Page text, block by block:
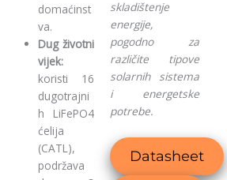
domaćinst
va.
Dug životni
vijek:
koristi 16
dugotrajni
h LiFePO4
ćelija
(CATL),
podržava
skladištenje
energije,
pogodno za
različite tipove
solarnih sistema
i energetske
potrebe.
Datasheet